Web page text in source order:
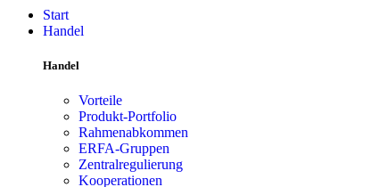
Start
Handel
Handel
Vorteile
Produkt-Portfolio
Rahmenabkommen
ERFA-Gruppen
Zentralregulierung
Kooperationen